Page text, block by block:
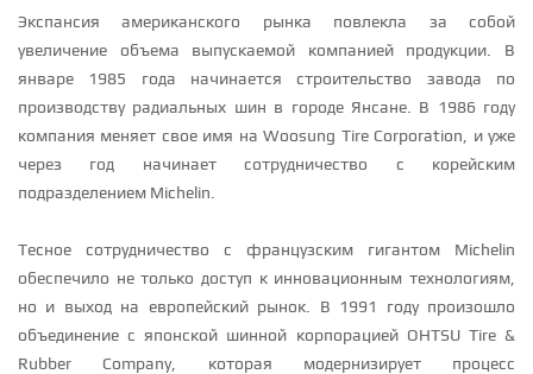
Экспансия американского рынка повлекла за собой
увеличение объема выпускаемой компанией продукции. В
январе 1985 года начинается строительство завода по
производству радиальных шин в городе Янсане. В 1986 году
компания меняет свое имя на Woosung Tire Corporation, и уже
через год начинает сотрудничество с корейским
подразделением Michelin.
Тесное сотрудничество с французским гигантом Michelin
обеспечило не только доступ к инновационным технологиям,
но и выход на европейский рынок. В 1991 году произошло
объединение с японской шинной корпорацией OHTSU Tire &
Rubber Company, которая модернизирует процесс